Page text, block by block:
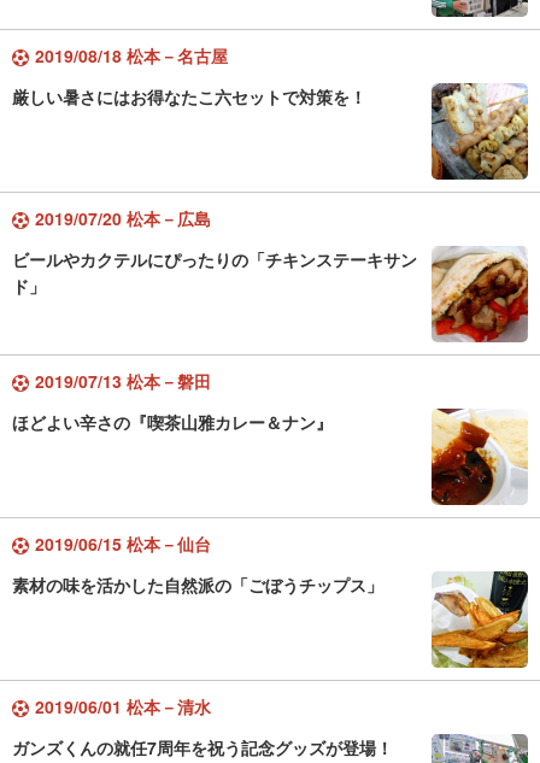
2019/08/18 松本－名古屋
厳しい暑さにはお得なたこ六セットで対策を！
2019/07/20 松本－広島
ビールやカクテルにぴったりの「チキンステーキサン
ド」
2019/07/13 松本－磐田
ほどよい辛さの『喫茶山雅カレー＆ナン』
2019/06/15 松本－仙台
素材の味を活かした自然派の「ごぼうチップス」
2019/06/01 松本－清水
ガンズくんの就任7周年を祝う記念グッズが登場！